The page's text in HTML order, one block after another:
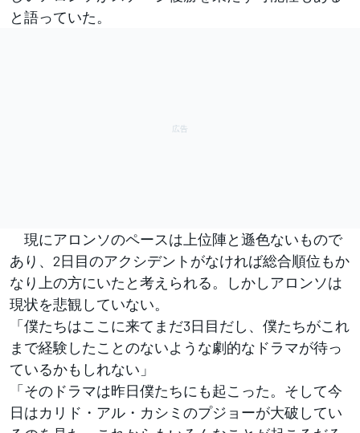
と語っていた。
現にアロンソのペースは上位陣と遜色ないもので
あり、2日目のアクシデントがなければ総合順位もか
なり上の方にいたと考えられる。しかしアロンソは
現状を悲観していない。
「僕たちはここに来てまだ3日目だし、僕たちがこれ
まで経験したことのないような劇的なドラマが待っ
ているかもしれない」
「そのドラマは昨日僕たちにも起こった。そして今
日はカリド・アル・カシミのプジョーが大破してい